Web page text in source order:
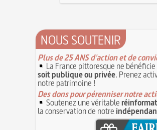
NOUS SOUTENIR
Plus de 25 ANS d'action et de
La France pittoresque ne
soit publique ou privée. Prenez
notre patrimoine !
Des dons pour pérenniser notre
Soutenez une véritable
la conservation de notre